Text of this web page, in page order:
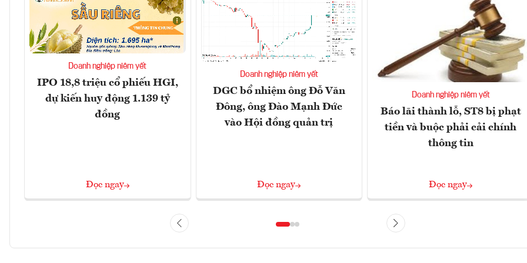
Doanh nghiệp niêm yết
IPO 18,8 triệu cổ phiếu HGI,
dự kiến huy động 1.139 tỷ
đồng
Đọc ngay
Doanh nghiệp niêm yết
DGC bổ nhiệm ông Đỗ Văn
Đông, ông Đào Mạnh Đức
vào Hội đồng quản trị
Đọc ngay
Doanh nghiệp niêm yết
Báo lãi thành lỗ, ST8 bị phạt
tiền và buộc phải cải chính
thông tin
Đọc ngay